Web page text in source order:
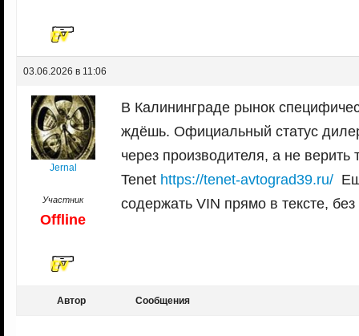
03.06.2026 в 11:06
Jernal
Участник
Offline
В Калининграде рынок
ждёшь. Официальный статус
через производителя, а не
Tenet https://tenet-avtograd39.ru/
содержать VIN прямо в тексте,
Автор Сообщения